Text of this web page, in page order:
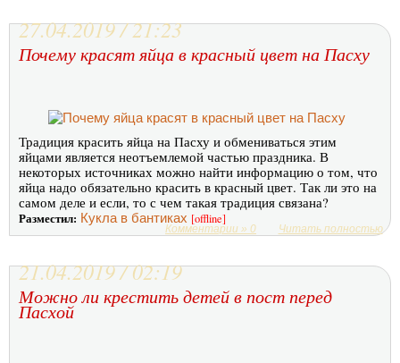
27.04.2019 / 21:23
Почему красят яйца в красный цвет на Пасху
Традиция красить яйца на Пасху и обмениваться этим
яйцами является неотъемлемой частью праздника. В
некоторых источниках можно найти информацию о том, что
яйца надо обязательно красить в красный цвет. Так ли это на
самом деле и если, то с чем такая традиция связана?
Разместил: Кукла в бантиках [offline]
Комментарии » 0 Читать полностью
21.04.2019 / 02:19
Можно ли крестить детей в пост перед
Пасхой